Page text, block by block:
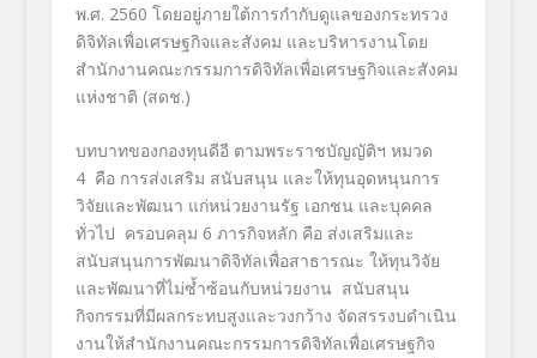
พ.ศ. 2560 โดยอยู่ภายใต้การกำกับดูแลของกระทรวง
ดิจิทัลเพื่อเศรษฐกิจและสังคม และบริหารงานโดย
สำนักงานคณะกรรมการดิจิทัลเพื่อเศรษฐกิจและสังคม
แห่งชาติ (สดช.)
บทบาทของกองทุนดีอี ตามพระราชบัญญัติฯ หมวด
4 คือ การส่งเสริม สนับสนุน และให้ทุนอุดหนุนการ
วิจัยและพัฒนา แก่หน่วยงานรัฐ เอกชน และบุคคล
ทั่วไป ครอบคลุม 6 ภารกิจหลัก คือ ส่งเสริมและ
สนับสนุนการพัฒนาดิจิทัลเพื่อสาธารณะ ให้ทุนวิจัย
และพัฒนาที่ไม่ซ้ำซ้อนกับหน่วยงาน สนับสนุน
กิจกรรมที่มีผลกระทบสูงและวงกว้าง จัดสรรงบดำเนิน
งานให้สำนักงานคณะกรรมการดิจิทัลเพื่อเศรษฐกิจ